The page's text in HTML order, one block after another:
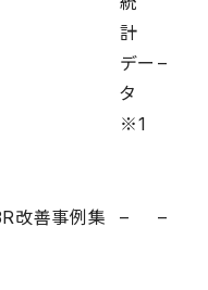
計
デー
タ
※1
–
改善事例集 – –